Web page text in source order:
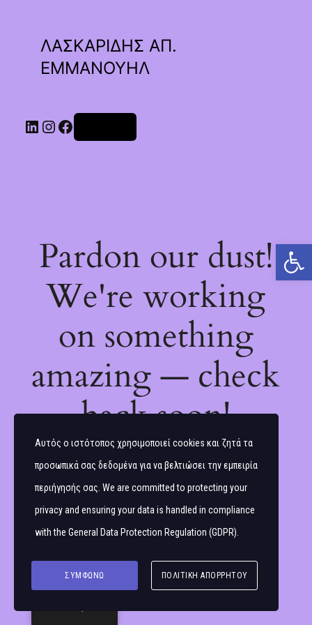
Ανοίξτε τη γραμμή εργαλείων
ΛΑΣΚΑΡΙΔΗΣ ΑΠ.
ΕΜΜΑΝΟΥΗΛ
Linkedin
Instagram
Facebook
Pardon our dust!
We're working
on something
amazing — check
back soon!
Αυτός ο ιστότοπος χρησιμοποιεί cookies και ζητά τα
προσωπικά σας δεδομένα για να βελτιώσει την εμπειρία
περιήγησής σας. We are committed to protecting your
privacy and ensuring your data is handled in compliance
with the General Data Protection Regulation (GDPR)
ΣΥΜΦΩΝΏ ΠΟΛΙΤΙΚΉ ΑΠΟΡΡΉΤΟΥ